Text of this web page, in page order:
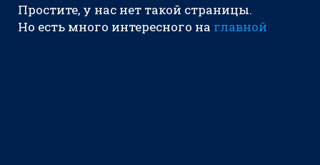
Простите, у нас нет такой страницы.
Но есть много интересного на главной